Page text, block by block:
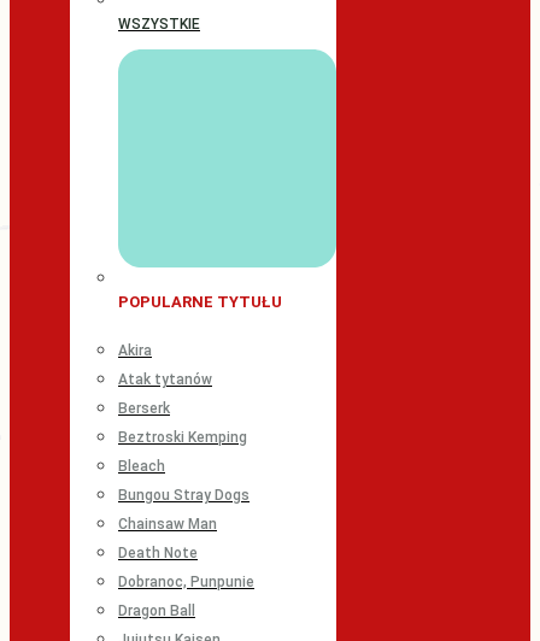
WSZYSTKIE
POPULARNE TYTUŁU
Akira
Atak tytanów
Berserk
Beztroski Kemping
Bleach
Bungou Stray Dogs
Chainsaw Man
Death Note
Dobranoc, Punpunie
Dragon Ball